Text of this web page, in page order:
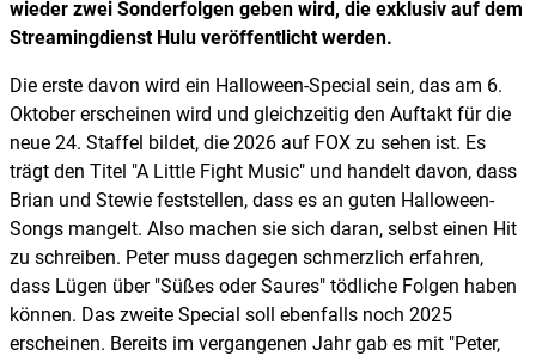
wieder zwei Sonderfolgen geben wird, die exklusiv auf dem
Streamingdienst Hulu veröffentlicht werden.
Die erste davon wird ein Halloween-Special sein, das am 6.
Oktober erscheinen wird und gleichzeitig den Auftakt für die
neue 24. Staffel bildet, die 2026 auf FOX zu sehen ist. Es
trägt den Titel "A Little Fight Music" und handelt davon, dass
Brian und Stewie feststellen, dass es an guten Halloween-
Songs mangelt. Also machen sie sich daran, selbst einen Hit
zu schreiben. Peter muss dagegen schmerzlich erfahren,
dass Lügen über "Süßes oder Saures" tödliche Folgen haben
können. Das zweite Special soll ebenfalls noch 2025
erscheinen. Bereits im vergangenen Jahr gab es mit "Peter,